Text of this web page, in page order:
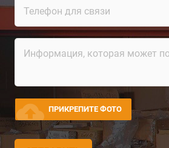
cloud_upload ПРИКРЕПИТЕ ФОТО